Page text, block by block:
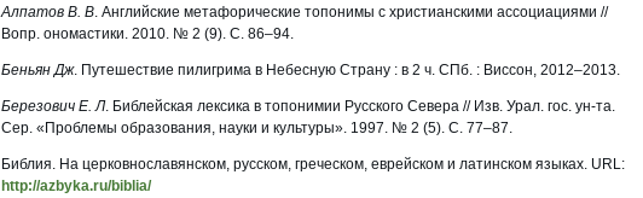
Алпатов В. В. Английские метафорические топонимы с христианскими ассоциациями //
Вопр. ономастики. 2010. № 2 (9). С. 86–94.
Беньян Дж. Путешествие пилигрима в Небесную Страну : в 2 ч. СПб. : Виссон, 2012–2013.
Березович Е. Л. Библейская лексика в топонимии Русского Севера // Изв. Урал. гос. ун-та.
Сер. «Проблемы образования, науки и культуры». 1997. № 2 (5). С. 77–87.
Библия. На церковнославянском, русском, греческом, еврейском и латинском языках. URL:
http://azbyka.ru/biblia/